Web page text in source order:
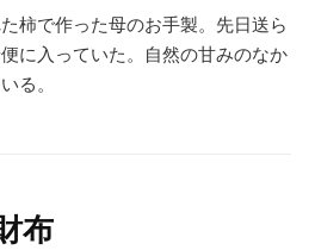
柿で作った母のお手製。先日送ら
に入っていた。自然の甘みのなか
る。
布